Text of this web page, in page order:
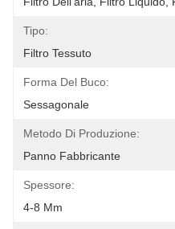
Tipo:
Filtro Tessuto
Forma Del Buco:
Sessagonale
Metodo Di Produzione:
Panno Fabbricante
Spessore:
4-8 Mm